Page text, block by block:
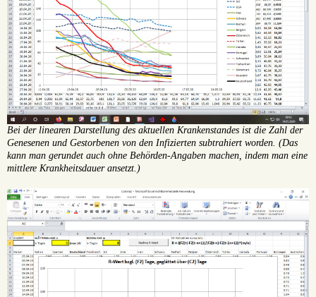
Bei der linearen Darstellung des aktuellen Krankenstandes ist die Zahl der
Genesenen und Gestorbenen von den Infizierten subtrahiert worden. (Das
kann man gerundet auch ohne Behörden-Angaben machen, indem man eine
mittlere Krankheitsdauer ansetzt.)